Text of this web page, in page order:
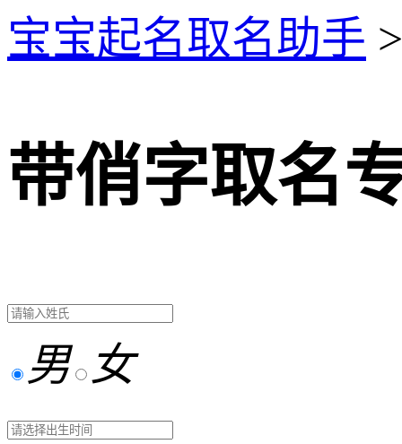
宝宝起名取名助手
带俏字取名
男 女